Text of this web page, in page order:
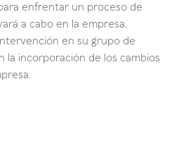
enfrentar un proceso de
a cabo en la empresa.
en su grupo de
la incorporación de los cambios